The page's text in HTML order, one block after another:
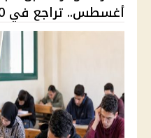
أغسطس.. تراجع في 10 بنوك وارت...